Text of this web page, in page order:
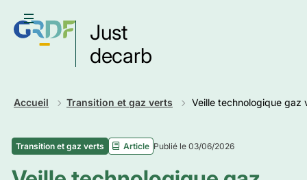
contenu
principal
Ouvrir le menuJust
decarb
Retour
Accueil Transition et gaz verts Veille technologique gaz
Transition et gaz verts Article Publié le 03/06/2026